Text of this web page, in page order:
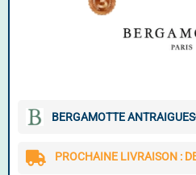
BERGAMOTTE
PROCHAINE LIVRAISON :